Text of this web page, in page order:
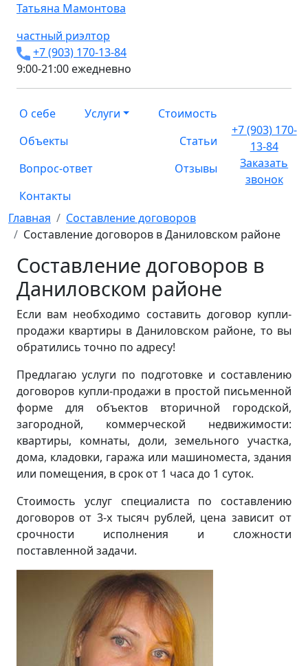
Татьяна Мамонтова
частный риэлтор
+7 (903) 170-13-84
9:00-21:00 ежедневно
О себе Услуги
Стоимость
Объекты
Статьи
Вопрос-ответ
Отзывы
Контакты
+7 (903) 170-
13-84
Заказать
звонок
Главная
Составление договоров
Составление договоров в Даниловском районе
Составление договоров в
Даниловском районе
Если вам необходимо составить договор купли-
продажи квартиры в Даниловском районе, то вы
обратились точно по адресу!
Предлагаю услуги по подготовке и составлению
договоров купли-продажи в простой письменной
форме для объектов вторичной городской,
загородной, коммерческой недвижимости:
квартиры, комнаты, доли, земельного участка,
дома, кладовки, гаража или машиноместа, здания
или помещения, в срок от 1 часа до 1 суток.
Стоимость услуг специалиста по составлению
договоров от 3-х тысяч рублей, цена зависит от
срочности исполнения и сложности
поставленной задачи.